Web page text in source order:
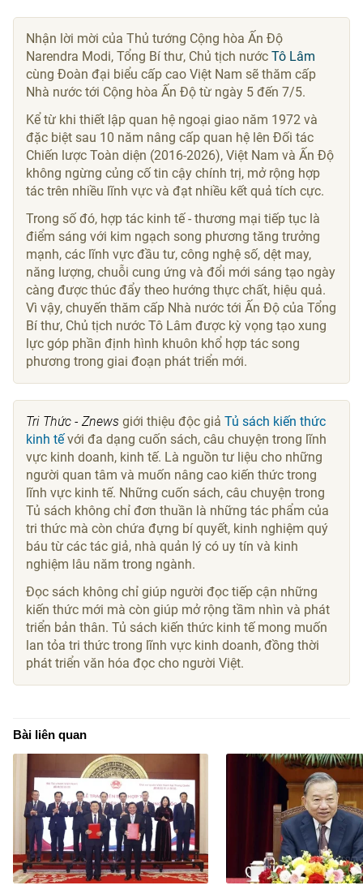
Nhận lời mời của Thủ tướng Cộng hòa Ấn Độ
Narendra Modi, Tổng Bí thư, Chủ tịch nướcTô Lâm
cùng Đoàn đại biểu cấp cao Việt Nam sẽ thăm cấp
Nhà nước tới Cộng hòa Ấn Độ từ ngày 5 đến 7/5.
Kể từ khi thiết lập quan hệ ngoại giao năm 1972 và
đặc biệt sau 10 năm nâng cấp quan hệ lên Đối tác
Chiến lược Toàn diện (2016-2026), Việt Nam và Ấn Độ
không ngừng củng cố tin cậy chính trị, mở rộng hợp
tác trên nhiều lĩnh vực và đạt nhiều kết quả tích cực.
Trong số đó, hợp tác kinh tế - thương mại tiếp tục là
điểm sáng với kim ngạch song phương tăng trưởng
mạnh, các lĩnh vực đầu tư, công nghệ số, dệt may,
năng lượng, chuỗi cung ứng và đổi mới sáng tạo ngày
càng được thúc đẩy theo hướng thực chất, hiệu quả.
Vì vậy, chuyến thăm cấp Nhà nước tới Ấn Độ của Tổng
Bí thư, Chủ tịch nước Tô Lâm được kỳ vọng tạo xung
lực góp phần định hình khuôn khổ hợp tác song
phương trong giai đoạn phát triển mới.
Tri Thức - Znews giới thiệu độc giảTủ sách kiến thức
kinh tếvới đa dạng cuốn sách, câu chuyện trong lĩnh
vực kinh doanh, kinh tế. Là nguồn tư liệu cho những
người quan tâm và muốn nâng cao kiến thức trong
lĩnh vực kinh tế. Những cuốn sách, câu chuyện trong
Tủ sách không chỉ đơn thuần là những tác phẩm của
tri thức mà còn chứa đựng bí quyết, kinh nghiệm quý
báu từ các tác giả, nhà quản lý có uy tín và kinh
nghiệm lâu năm trong ngành.
Đọc sách không chỉ giúp người đọc tiếp cận những
kiến thức mới mà còn giúp mở rộng tầm nhìn và phát
triển bản thân. Tủ sách kiến thức kinh tế mong muốn
lan tỏa tri thức trong lĩnh vực kinh doanh, đồng thời
phát triển văn hóa đọc cho người Việt.
Bài liên quan